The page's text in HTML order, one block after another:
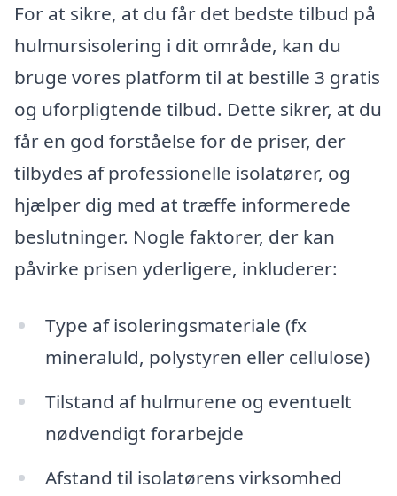
For at sikre, at du får det bedste tilbud på
hulmursisolering i dit område, kan du
bruge vores platform til at bestille 3 gratis
og uforpligtende tilbud. Dette sikrer, at du
får en god forståelse for de priser, der
tilbydes af professionelle isolatører, og
hjælper dig med at træffe informerede
beslutninger. Nogle faktorer, der kan
påvirke prisen yderligere, inkluderer:
Type af isoleringsmateriale (fx
mineraluld, polystyren eller cellulose)
Tilstand af hulmurene og eventuelt
nødvendigt forarbejde
Afstand til isolatørens virksomhed